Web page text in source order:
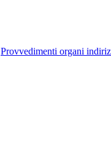
Provvedimenti organi